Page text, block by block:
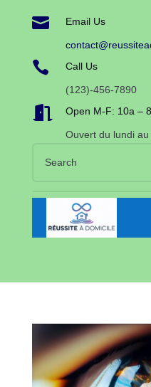
 Email Us
 Call Us
(123)-456-7890
 Open M-F: 10a –
Ouvert du lundi